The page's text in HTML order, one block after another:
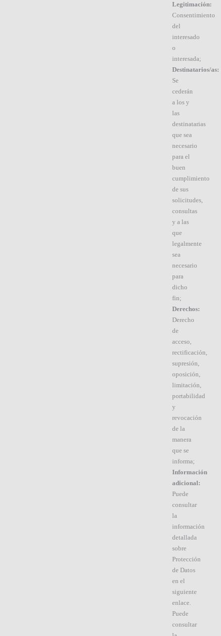
Legitimación:
Consentimiento
del
interesado
o
interesada;
Destinatarios/as:
Se
cederán
a los y
las
destinatarias
que sea
necesario
para el
buen
cumplimiento
de sus
solicitudes,
consultas
y a las
que
legalmente
sea
necesario
para
dicho
fin;
Derechos:
Derecho
de
acceso,
rectificación,
supresión,
oposición,
limitación,
portabilidad
y
revocación
de la
manera
que se
informa;
Información
adicional:
Puede
consultar
la
información
detallada
sobre
Protección
de Datos
en el
siguiente
enlace.
Puede
consultar